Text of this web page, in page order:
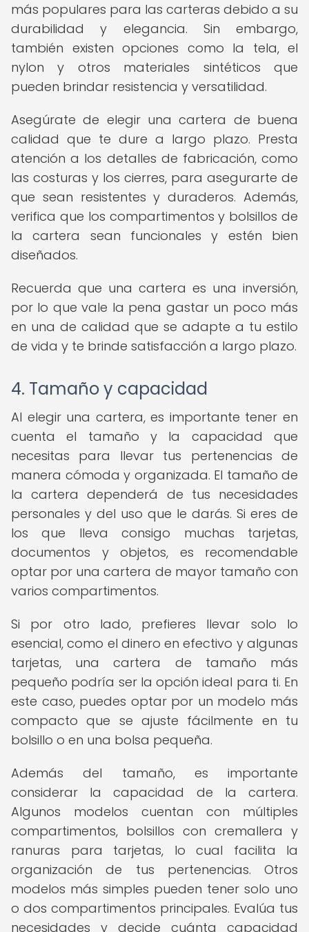
más populares para las carteras debido a su
durabilidad y elegancia. Sin embargo,
también existen opciones como la tela, el
nylon y otros materiales sintéticos que
pueden brindar resistencia y versatilidad.
Asegúrate de elegir una cartera de buena
calidad que te dure a largo plazo. Presta
atención a los detalles de fabricación, como
las costuras y los cierres, para asegurarte de
que sean resistentes y duraderos. Además,
verifica que los compartimentos y bolsillos de
la cartera sean funcionales y estén bien
diseñados.
Recuerda que una cartera es una inversión,
por lo que vale la pena gastar un poco más
en una de calidad que se adapte a tu estilo
de vida y te brinde satisfacción a largo plazo.
4. Tamaño y capacidad
Al elegir una cartera, es importante tener en
cuenta el tamaño y la capacidad que
necesitas para llevar tus pertenencias de
manera cómoda y organizada. El tamaño de
la cartera dependerá de tus necesidades
personales y del uso que le darás. Si eres de
los que lleva consigo muchas tarjetas,
documentos y objetos, es recomendable
optar por una cartera de mayor tamaño con
varios compartimentos.
Si por otro lado, prefieres llevar solo lo
esencial, como el dinero en efectivo y algunas
tarjetas, una cartera de tamaño más
pequeño podría ser la opción ideal para ti. En
este caso, puedes optar por un modelo más
compacto que se ajuste fácilmente en tu
bolsillo o en una bolsa pequeña.
Además del tamaño, es importante
considerar la capacidad de la cartera.
Algunos modelos cuentan con múltiples
compartimentos, bolsillos con cremallera y
ranuras para tarjetas, lo cual facilita la
organización de tus pertenencias. Otros
modelos más simples pueden tener solo uno
o dos compartimentos principales. Evalúa tus
necesidades y decide cuánta capacidad